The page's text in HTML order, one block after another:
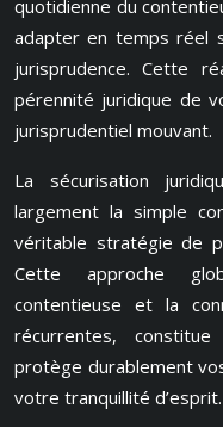
quotidienne du
adapter en temps réel
jurisprudence. Cette
pérennité juridique de
jurisprudentiel mouvant.
La sécurisation
largement la simple
véritable stratégie de
Cette approche
contentieuse et la
récurrentes,
protège durablement
votre tranquillité d’esprit.